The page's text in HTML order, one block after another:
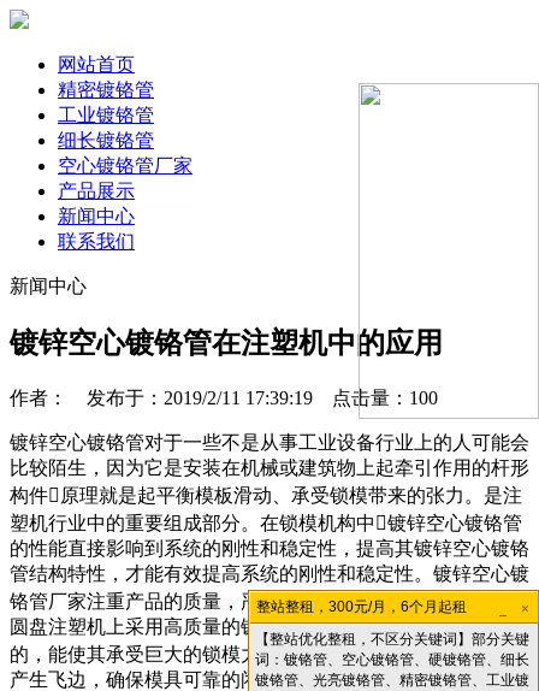
网站首页
精密镀铬管
工业镀铬管
细长镀铬管
空心镀铬管厂家
产品展示
新闻中心
联系我们
新闻中心
镀锌空心镀铬管在注塑机中的应用
作者： 发布于：2019/2/11 17:39:19 点击量： 100
镀锌空心镀铬管对于一些不是从事工业设备行业上的人可能会
比较陌生，因为它是安装在机械或建筑物上起牵引作用的杆形
构件原理就是起平衡模板滑动、承受锁模带来的张力。是注
塑机行业中的重要组成部分。在锁模机构中镀锌空心镀铬管
的性能直接影响到系统的刚性和稳定性，提高其镀锌空心镀铬
管结构特性，才能有效提高系统的刚性和稳定性。镀锌空心镀
铬管厂家注重产品的质量，严格要求自己在之身立式注塑机
圆盘注塑机上采用高质量的镀锌空心镀铬管。该产品之设计目
的，能使其承受巨大的锁模力，使注塑产品或压铸产品免于
产生飞边，确保模具可靠的闭合镀锌空心镀铬管之设计，在设
×
整站整租，300元/月，6个月起租
【整站优化整租，不区分关键词】部分关键
词：镀铬管、空心镀铬管、硬镀铬管、细长
镀铬管、光亮镀铬管、精密镀铬管、工业镀